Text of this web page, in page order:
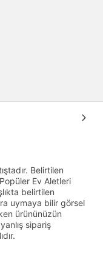
Belirtilen
Ev Aletleri
belirtilen
uymaya bilir görsel
ürününüzün
sipariş